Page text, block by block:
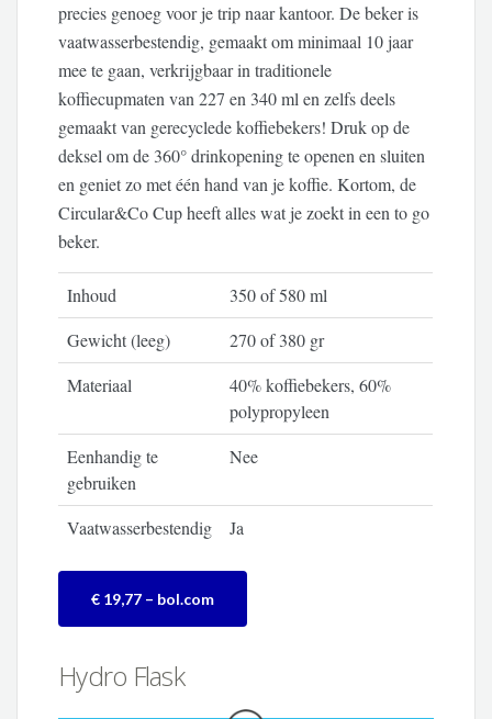
precies genoeg voor je trip naar kantoor. De beker is
vaatwasserbestendig, gemaakt om minimaal 10 jaar
mee te gaan, verkrijgbaar in traditionele
koffiecupmaten van 227 en 340 ml en zelfs deels
gemaakt van gerecyclede koffiebekers! Druk op de
deksel om de 360° drinkopening te openen en sluiten
en geniet zo met één hand van je koffie. Kortom, de
Circular&Co Cup heeft alles wat je zoekt in een to go
beker.
Inhoud
350 of 580 ml
Gewicht (leeg)
270 of 380 gr
Materiaal
40% koffiebekers, 60%
polypropyleen
Eenhandig te
gebruiken
Nee
Vaatwasserbestendig Ja
€ 19,77 – bol.com
Hydro Flask